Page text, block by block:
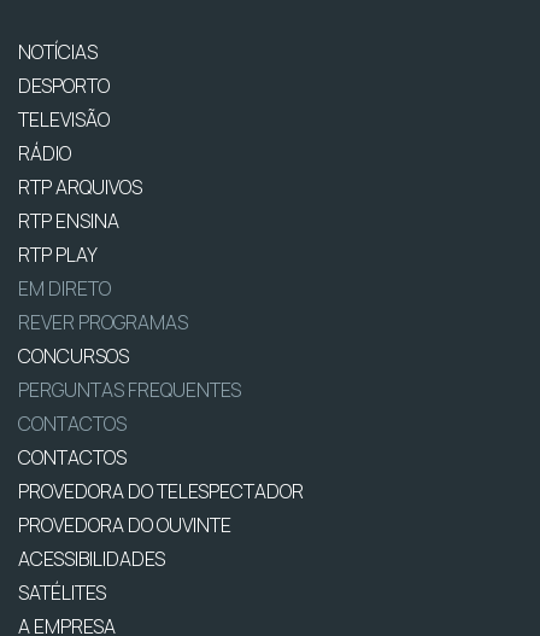
NOTÍCIAS
DESPORTO
TELEVISÃO
RÁDIO
RTP ARQUIVOS
RTP ENSINA
RTP PLAY
EM DIRETO
REVER PROGRAMAS
CONCURSOS
PERGUNTAS FREQUENTES
CONTACTOS
CONTACTOS
PROVEDORA DO TELESPECTADOR
PROVEDORA DO OUVINTE
ACESSIBILIDADES
SATÉLITES
A EMPRESA